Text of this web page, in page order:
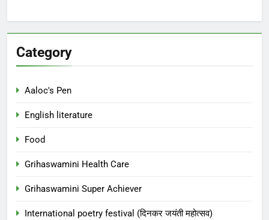
Category
Aaloc's Pen
English literature
Food
Grihaswamini Health Care
Grihaswamini Super Achiever
International poetry festival (दिनकर जयंती महोत्सव)